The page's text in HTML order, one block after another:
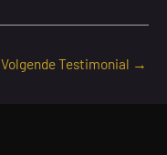
Volgende Testimonial →